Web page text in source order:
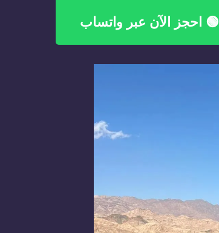
🟢 احجز الآن عبر واتساب